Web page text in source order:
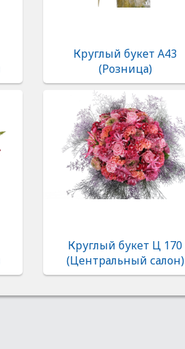
Круглый букет А43
(Розница)
Круглый букет Ц 170
(Центральный салон)